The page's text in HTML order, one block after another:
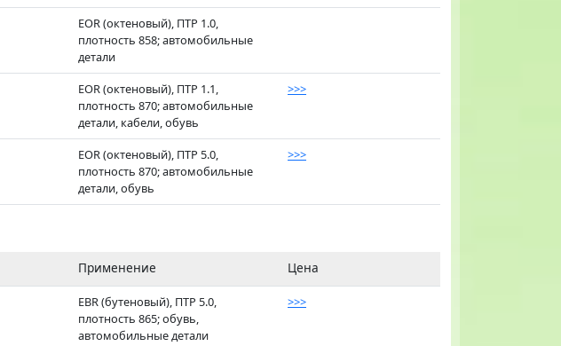
EOR (октеновый), ПТР 1.0,
плотность 858; автомобильные
детали
EOR (октеновый), ПТР 1.1,
плотность 870; автомобильные
детали, кабели, обувь
>>>
EOR (октеновый), ПТР 5.0,
плотность 870; автомобильные
детали, обувь
>>>
Применение Цена
EBR (бутеновый), ПТР 5.0,
плотность 865; обувь,
автомобильные детали
>>>